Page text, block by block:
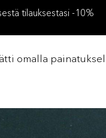
tilauksestasi -10%
omalla